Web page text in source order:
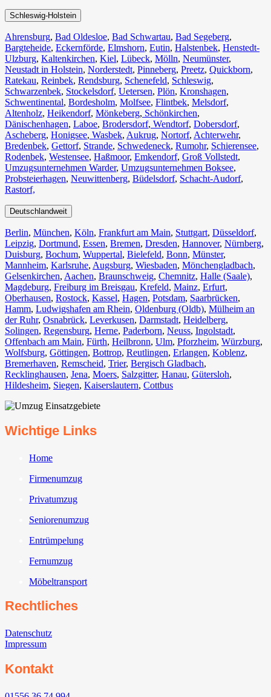
Schleswig-Holstein
Ahrensburg, Bad Oldesloe, Bad Schwartau, Bad Segeberg,
Bargteheide, Eckernförde, Elmshorn, Eutin, Halstenbek, Henstedt-
Ulzburg, Kaltenkirchen, Kiel, Lübeck, Mölln, Neumünster,
Neustadt in Holstein, Norderstedt, Pinneberg, Preetz, Quickborn,
Ratekau, Reinbek, Rendsburg, Schenefeld, Schleswig,
Schwarzenbek, Stockelsdorf, Uetersen, Plön, Kronshagen,
Schwentinental, Bordesholm, Molfsee, Flintbek, Melsdorf,
Altenholz, Heikendorf, Mönkeberg, Schönkirchen,
Dänischenhagen, Laboe, Brodersdorf, Wendtorf, Dobersdorf,
Ascheberg, Honigsee, Wasbek, Aukrug, Nortorf, Achterwehr,
Bredenbek, Gettorf, Strande, Schwedeneck, Rumohr, Schierensee,
Rodenbek, Westensee, Haßmoor, Emkendorf, Groß Vollstedt,
Umzugsunternehmen Warder, Umzugsunternehmen Boksee,
Probsteierhagen, Neuwittenberg, Büdelsdorf, Schacht-Audorf,
Rastorf,
Deutschlandweit
Berlin⁠, München, Köln⁠, Frankfurt am Main, Stuttgart, Düsseldorf,
Leipzig, Dortmund, Essen, Bremen, Dresden, Hannover, Nürnberg,
Duisburg⁠, Bochum, Wuppertal⁠, Bielefeld⁠, Bonn⁠, Münster⁠,
Mannheim, Karlsruhe, Augsburg, Wiesbaden⁠, Mönchengladbach⁠,
Gelsenkirchen⁠, Aachen⁠, Braunschweig, Chemnitz⁠, Halle (Saale)⁠,
Magdeburg, Freiburg im Breisgau⁠, Krefeld⁠, Mainz⁠, Erfurt,
Oberhausen⁠, Rostock⁠, Kassel⁠, Hagen, Potsdam, Saarbrücken⁠,
Hamm, Ludwigshafen am Rhein⁠, Oldenburg (Oldb), Mülheim an
der Ruhr, Osnabrück⁠, Leverkusen, Darmstadt⁠, Heidelberg,
Solingen, Regensburg, Herne⁠, Paderborn, Neuss, Ingolstadt,
Offenbach am Main, Fürth⁠, Heilbronn, Ulm⁠, Pforzheim, Würzburg,
Wolfsburg⁠, Göttingen, Bottrop, Reutlingen, Erlangen⁠, Koblenz,
Bremerhaven⁠, Remscheid, Trier⁠, Bergisch Gladbach,
Recklinghausen, Jena⁠, Moers⁠, Salzgitter⁠, Hanau, Gütersloh,
Hildesheim⁠, Siegen⁠, Kaiserslautern⁠, Cottbus⁠
Wichtige Links
Home
Firmenumzug
Privatumzug
Seniorenumzug
Entrümpelung
Fernumzug
Möbeltransport
Rechtliches
Datenschutz
Impressum
Kontakt